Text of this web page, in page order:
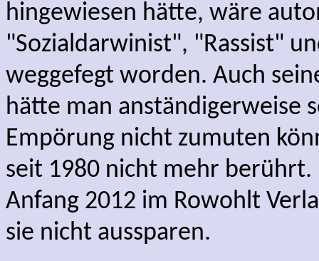
hingewiesen hätte, wäre
"Sozialdarwinist", "Rassist"
weggefegt worden. Auch
hätte man anständigerweise
Empörung nicht zumuten
seit 1980 nicht mehr berührt.
Anfang 2012 im Rowohlt
sie nicht aussparen.